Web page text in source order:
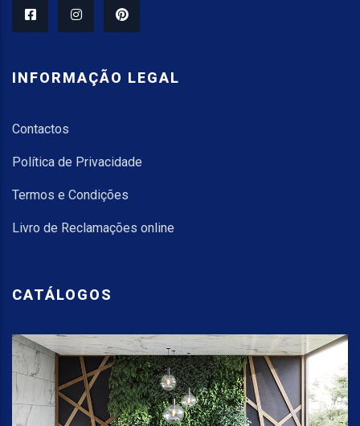
INFORMAÇÃO LEGAL
Contactos
Política de Privacidade
Termos e Condições
Livro de Reclamações online
CATÁLOGOS